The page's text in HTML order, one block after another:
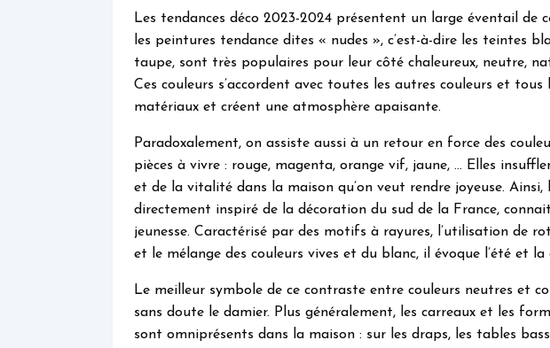
Les tendances déco 2023-2024 présentent un large éventail de
les peintures tendance dites « nudes », c’est-à-dire les teintes
taupe, sont très populaires pour leur côté chaleureux, neutre,
Ces couleurs s’accordent avec toutes les autres couleurs et tous
matériaux et créent une atmosphère apaisante.
Paradoxalement, on assiste aussi à un retour en force des
pièces à vivre : rouge, magenta, orange vif, jaune, … Elles
et de la vitalité dans la maison qu’on veut rendre joyeuse. Ainsi,
directement inspiré de la décoration du sud de la France,
jeunesse. Caractérisé par des motifs à rayures, l’utilisation de
et le mélange des couleurs vives et du blanc, il évoque l’été et la
Le meilleur symbole de ce contraste entre couleurs neutres et
sans doute le damier. Plus généralement, les carreaux et les
sont omniprésents dans la maison : sur les draps, les tables